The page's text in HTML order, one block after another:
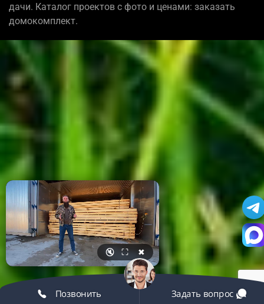
дачи. Каталог проектов с фото и ценами: заказать
домокомплект.
🔇 ⛶ ✖
Позвонить Задать вопрос